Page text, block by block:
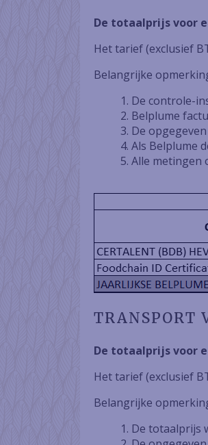
De totaalprijs voor
Het tarief (exclusief
Belangrijke
De controle-
Belplume
De
Als Belplume
Alle metingen
TRANSPORT
De totaalprijs voor
Het tarief (exclusief
Belangrijke
De totaalprijs